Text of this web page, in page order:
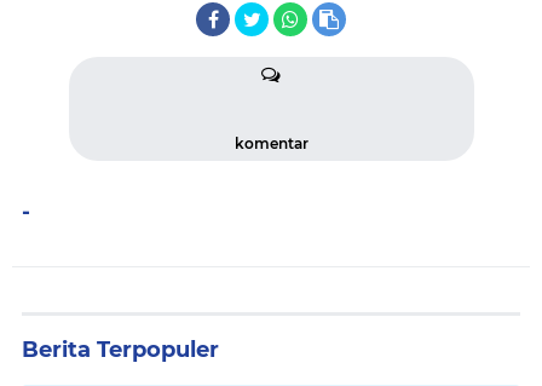
komentar
-
Berita Terpopuler